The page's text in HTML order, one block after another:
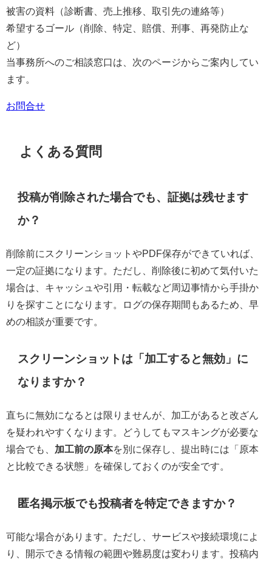
被害の資料（診断書、売上推移、取引先の連絡等）
希望するゴール（削除、特定、賠償、刑事、再発防止な
ど）
当事務所へのご相談窓口は、次のページからご案内してい
ます。
お問合せ
よくある質問
投稿が削除された場合でも、証拠は残せます
か？
削除前にスクリーンショットやPDF保存ができていれば、
一定の証拠になります。ただし、削除後に初めて気付いた
場合は、キャッシュや引用・転載など周辺事情から手掛か
りを探すことになります。ログの保存期間もあるため、早
めの相談が重要です。
スクリーンショットは「加工すると無効」に
なりますか？
直ちに無効になるとは限りませんが、加工があると改ざん
を疑われやすくなります。どうしてもマスキングが必要な
場合でも、 加工前の原本を別に保存し、提出時には「原本
と比較できる状態」を確保しておくのが安全です。
匿名掲示板でも投稿者を特定できますか？
可能な場合があります。ただし、サービスや接続環境によ
り、開示できる情報の範囲や難易度は変わります。投稿内